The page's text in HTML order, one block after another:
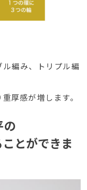
編み、トリプル編
厚感が増します。
の
とができま